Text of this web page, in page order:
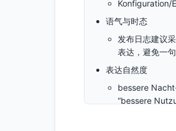
Konfiguration/
语气与时态
发布日志建议
表达，避免一
表达自然度
bessere
“bessere